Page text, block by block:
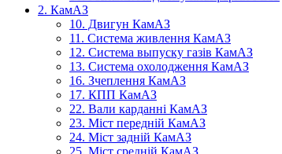
2. КамАЗ
10. Двигун КамАЗ
11. Система живлення КамАЗ
12. Система выпуску газів КамАЗ
13. Система охолодження КамАЗ
16. Зчеплення КамАЗ
17. КПП КамАЗ
22. Вали карданні КамАЗ
23. Міст передній КамАЗ
24. Міст задній КамАЗ
25. Міст средній КамАЗ